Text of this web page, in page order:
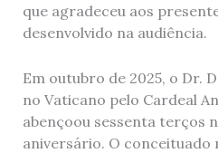
que agradeceu aos
desenvolvido na audiência.
Em outubro de 2025, o Dr.
no Vaticano pelo Cardeal
abençoou sessenta terços
aniversário. O conceituado